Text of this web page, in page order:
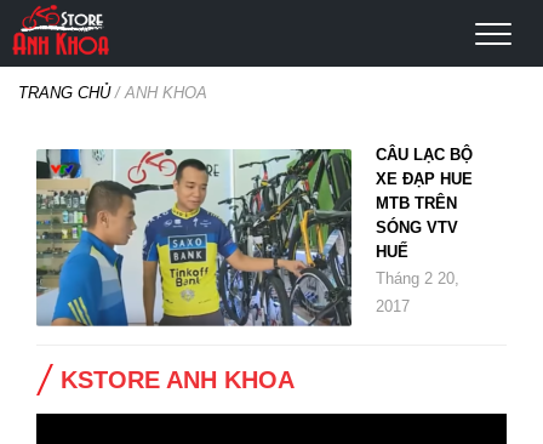
TRANG CHỦ/ANH KHOA
CÂU LẠC BỘ
XE ĐẠP HUE
MTB TRÊN
SÓNG VTV
HUẾ
Tháng 2 20,
2017
KSTORE ANH KHOA